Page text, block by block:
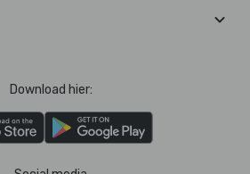
Download hier: